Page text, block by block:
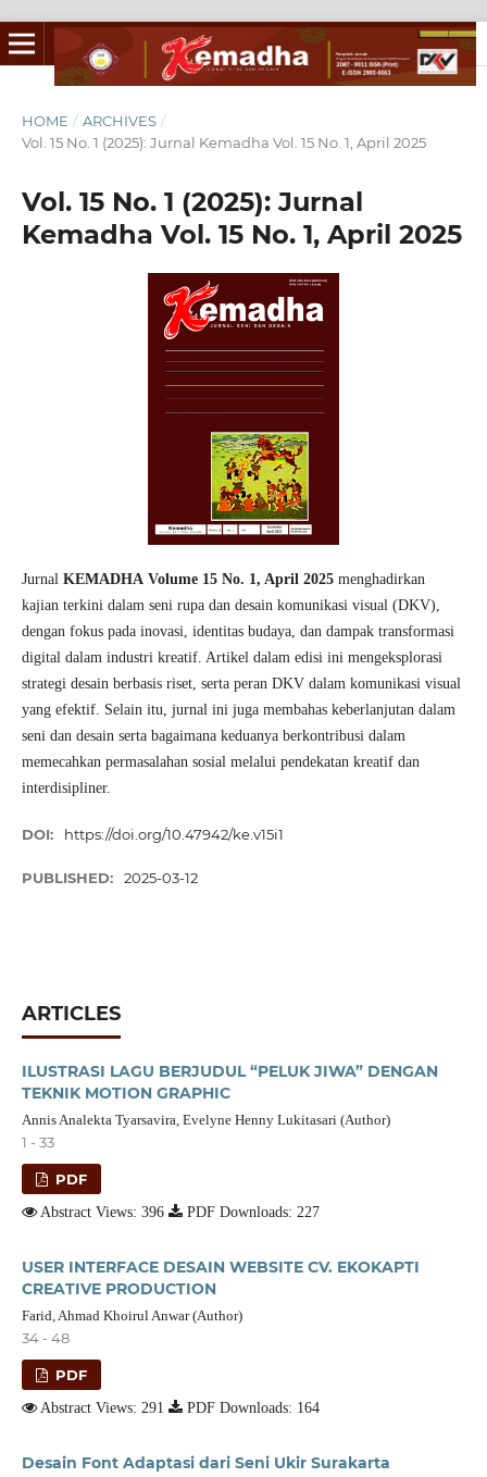
HOME / ARCHIVES /
Vol. 15 No. 1 (2025): Jurnal Kemadha Vol. 15 No. 1, April 2025
Vol. 15 No. 1 (2025): Jurnal
Kemadha Vol. 15 No. 1, April 2025
Jurnal KEMADHA Volume 15 No. 1, April 2025menghadirkan
kajian terkini dalam seni rupa dan desain komunikasi visual (DKV),
dengan fokus pada inovasi, identitas budaya, dan dampak transformasi
digital dalam industri kreatif. Artikel dalam edisi ini mengeksplorasi
strategi desain berbasis riset, serta peran DKV dalam komunikasi visual
yang efektif. Selain itu, jurnal ini juga membahas keberlanjutan dalam
seni dan desain serta bagaimana keduanya berkontribusi dalam
memecahkan permasalahan sosial melalui pendekatan kreatif dan
interdisipliner.
DOI: https://doi.org/10.47942/ke.v15i1
PUBLISHED: 2025-03-12
ARTICLES
ILUSTRASI LAGU BERJUDUL “PELUK JIWA” DENGAN
TEKNIK MOTION GRAPHIC
Annis Analekta Tyarsavira, Evelyne Henny Lukitasari (Author)
1 - 33
PDF
Abstract Views: 396 PDF Downloads: 227
USER INTERFACE DESAIN WEBSITE CV. EKOKAPTI
CREATIVE PRODUCTION
Farid, Ahmad Khoirul Anwar (Author)
34 - 48
PDF
Abstract Views: 291 PDF Downloads: 164
Desain Font Adaptasi dari Seni Ukir Surakarta